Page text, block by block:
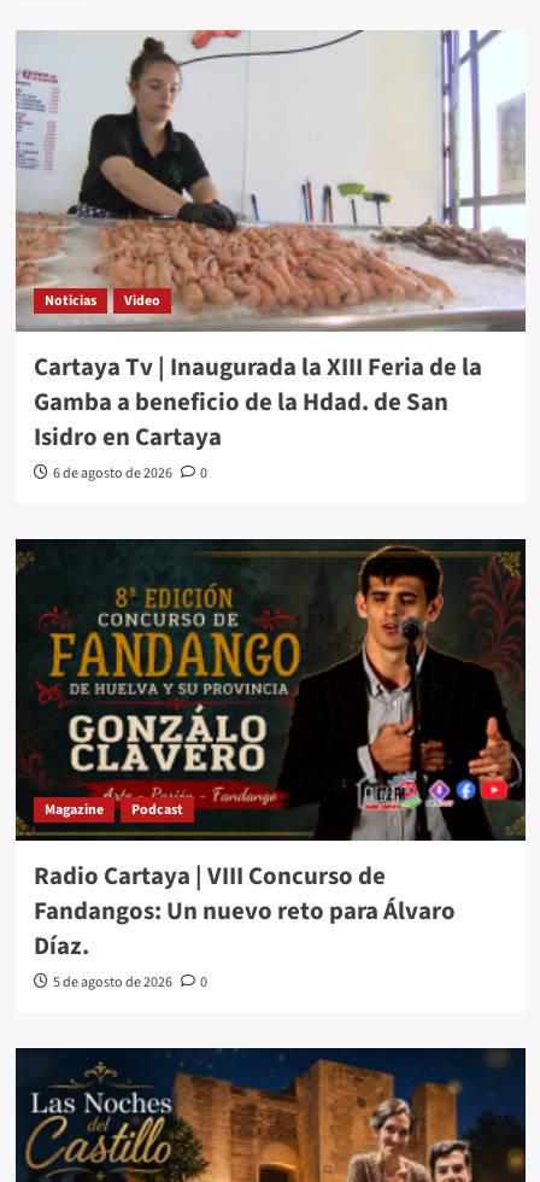
Noticias Video
Cartaya Tv | Inaugurada la XIII Feria de la
Gamba a beneficio de la Hdad. de San
Isidro en Cartaya
6 de agosto de 2026 0
Magazine Podcast
Radio Cartaya | VIII Concurso de
Fandangos: Un nuevo reto para Álvaro
Díaz.
5 de agosto de 2026 0